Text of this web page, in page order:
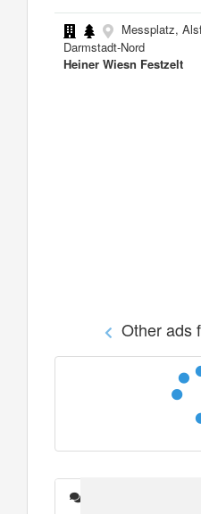
Messplatz,
Darmstadt-Nord
Heiner Wiesn Festzelt
Other ads